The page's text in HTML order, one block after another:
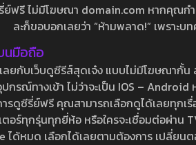
ย์ฟรี ไม่มีโฆษณา domain.com หากคุณก
ละก็ขอบอกเลยว่า “ห้ามพลาด!” เพราะ
นมือถือ
ลยกับเว็บดูซีรีส์สุดเจ๋ง แบบไม่มีโฆษณากั้
กรณ์ทางเข้า ไม่ว่าจะเป็น IOS –
รดูซีรี่ย์ฟรี คุณสามารถเลือกดูได้เลยทุกเ
อร์ทุกรุ่นทุกยี่ห้อ หรือใครจะเชื่อมต่อผ่าน
ได้หมด เลือกได้เลยตามต้องการ เปลี่ยน